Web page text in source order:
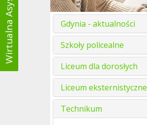
Gdynia - aktualności
Szkoły policealne
Liceum dla dorosłych
Liceum eksternistyczne
Technikum